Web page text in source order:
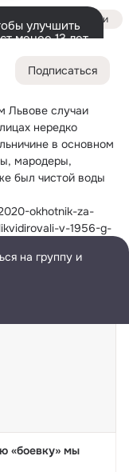
Подписаться
Львове случаи
нередко
в основном
мародеры,
был чистой воды
okhotnik-za-
v-1956-g-
«боевку» мы
Войти
улучшить
менее 13 лет,
законный
на группу и